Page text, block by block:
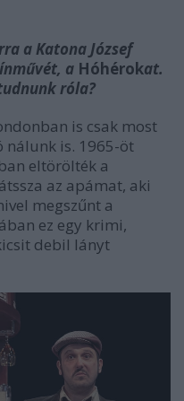
a Katona József
a Hóhérokat.
róla?
is csak most
nálunk is. 1965-öt
eltörölték a
az apámat, aki
megszűnt a
ez egy krimi,
debil lányt